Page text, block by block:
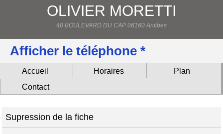
OLIVIER MORETTI
40 BOULEVARD DU CAP 06160 Antibes
Afficher le téléphone *
Accueil Horaires
Plan
Contact
Supression de la fiche